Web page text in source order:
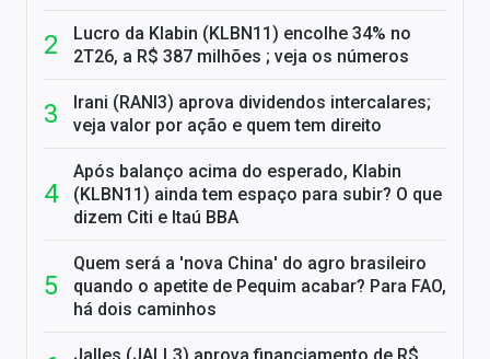
Lucro da Klabin (KLBN11) encolhe 34% no
2T26, a R$ 387 milhões ; veja os números
Irani (RANI3) aprova dividendos intercalares;
veja valor por ação e quem tem direito
Após balanço acima do esperado, Klabin
(KLBN11) ainda tem espaço para subir? O que
dizem Citi e Itaú BBA
Quem será a 'nova China' do agro brasileiro
quando o apetite de Pequim acabar? Para FAO,
há dois caminhos